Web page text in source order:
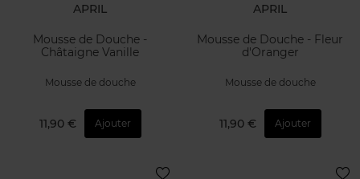
APRIL
Mousse de Douche -
Châtaigne Vanille
Mousse de douche
11,90 € Ajouter
APRIL
Mousse de Douche - Fleur
d'Oranger
Mousse de douche
11,90 € Ajouter